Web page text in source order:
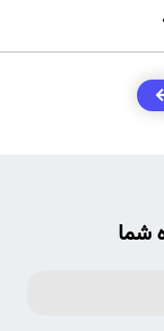
چند مترجم همزمان انجام
مشتری می‌گردد.
موسسه ارسال شود.
شما